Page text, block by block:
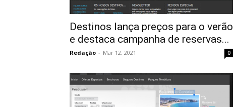
Destinos lança preços para o verão
e destaca campanha de reservas...
Redação - Mar 12, 2021 0